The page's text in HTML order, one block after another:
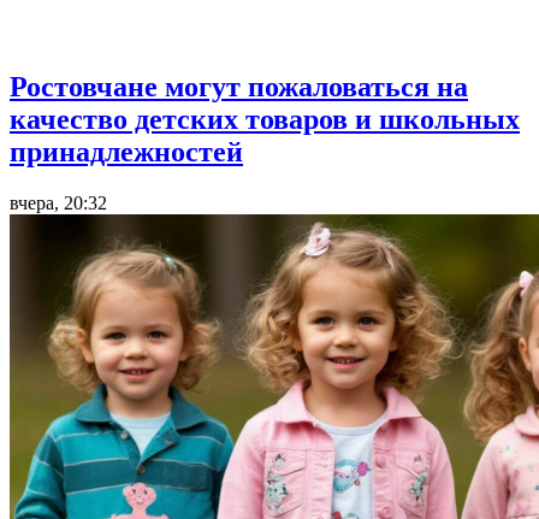
Ростовчане могут пожаловаться на
качество детских товаров и школьных
принадлежностей
вчера, 20:32